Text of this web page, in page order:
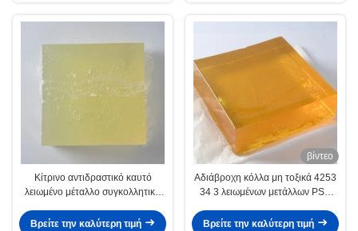
Κίτρινο αντιδραστικό καυτό
λειωμένο μέταλλο συγκολλητικό
ύφασμα
Βρείτε την καλύτερη τιμή
βίντεο
Αδιάβροχη κόλλα μη τοξικά 4253
34 3 λειωμένων μετάλλων PSA
Βρείτε την καλύτερη τιμή